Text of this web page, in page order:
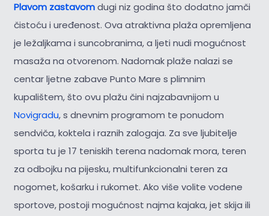
Plavom zastavomdugi niz godina što dodatno jamči
čistoću i uređenost. Ova atraktivna plaža opremljena
je ležaljkama i suncobranima, a ljeti nudi mogućnost
masaža na otvorenom. Nadomak plaže nalazi se
centar ljetne zabave Punto Mare s plimnim
kupalištem, što ovu plažu čini najzabavnijom u
Novigradu, s dnevnim programom te ponudom
sendviča, koktela i raznih zalogaja. Za sve ljubitelje
sporta tu je 17 teniskih terena nadomak mora, teren
za odbojku na pijesku, multifunkcionalni teren za
nogomet, košarku i rukomet. Ako više volite vodene
sportove, postoji mogućnost najma kajaka, jet skija ili